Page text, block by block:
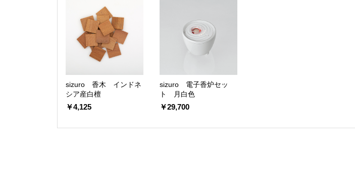
sizuro 香木 インドネ
シア産白檀
￥4,125
sizuro 電子香炉セッ
ト 月白色
￥29,700